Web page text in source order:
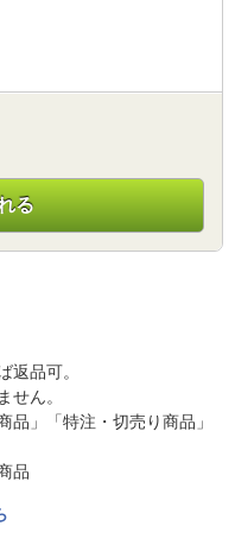
る
返品可。
せん。
品」「特注・切売り商品」
品